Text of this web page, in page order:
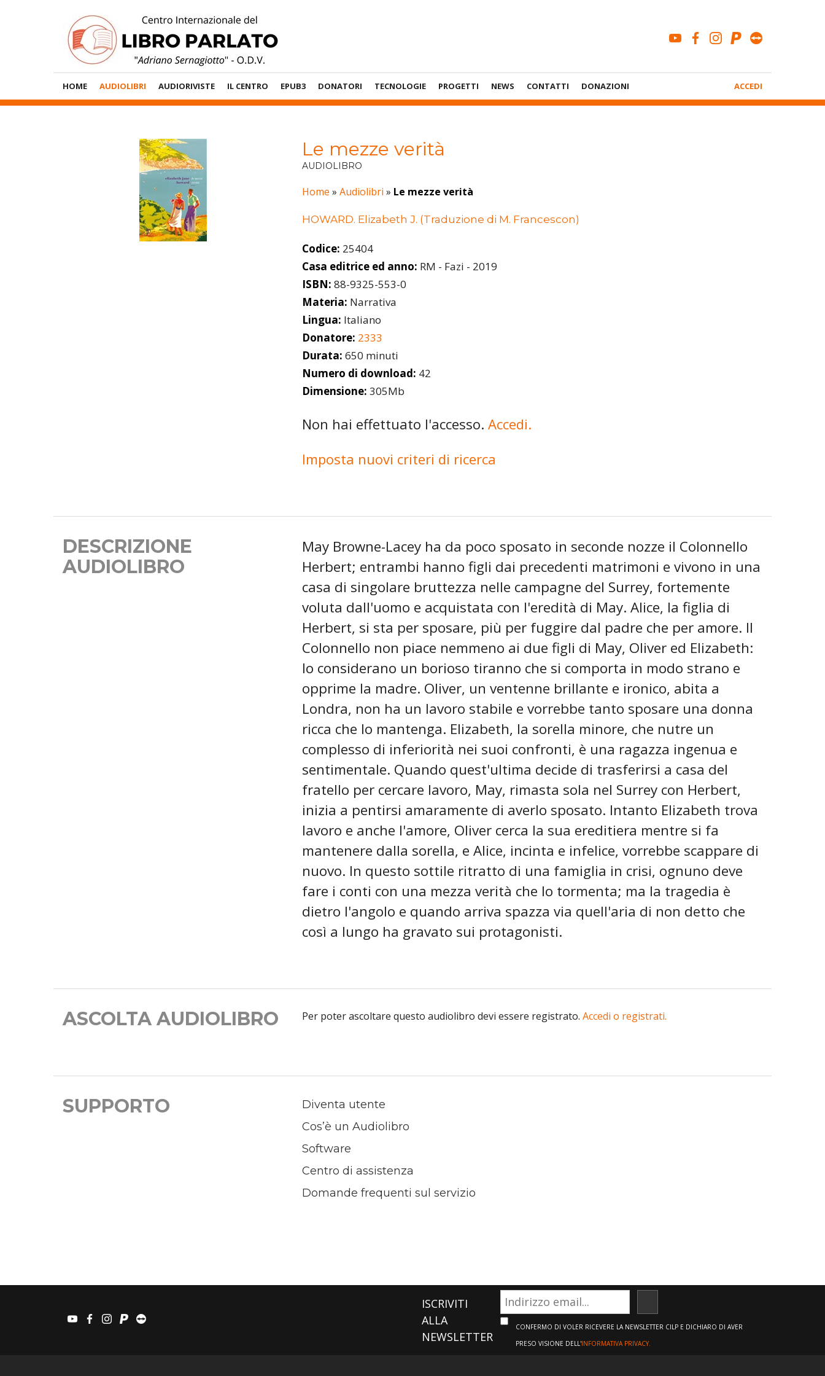
youtubefacebook
instagram
paypal
Menù
Principale
HOME AUDIOLIBRI AUDIORIVISTE IL CENTRO EPUB3 DONATORI TECNOLOGIE PROGETTI NEWS CONTATTI DONAZIONI
Account
ACCEDI
Le mezze verità
AUDIOLIBRO
Home » Audiolibri » Le mezze verità
HOWARD. Elizabeth J. (Traduzione di M. Francescon)
Codice: 25404
Casa editrice ed anno: RM - Fazi - 2019
ISBN: 88-9325-553-0
Materia: Narrativa
Lingua: Italiano
Donatore: 2333
Durata: 650 minuti
Numero di download: 42
Dimensione: 305Mb
Non hai effettuato l'accesso. Accedi.
Imposta nuovi criteri di ricerca
DESCRIZIONE
AUDIOLIBRO
May Browne-Lacey ha da poco sposato in seconde nozze il Colonnello
Herbert; entrambi hanno figli dai precedenti matrimoni e vivono in una
casa di singolare bruttezza nelle campagne del Surrey, fortemente
voluta dall'uomo e acquistata con l'eredità di May. Alice, la figlia di
Herbert, si sta per sposare, più per fuggire dal padre che per amore. Il
Colonnello non piace nemmeno ai due figli di May, Oliver ed Elizabeth:
lo considerano un borioso tiranno che si comporta in modo strano e
opprime la madre. Oliver, un ventenne brillante e ironico, abita a
Londra, non ha un lavoro stabile e vorrebbe tanto sposare una donna
ricca che lo mantenga. Elizabeth, la sorella minore, che nutre un
complesso di inferiorità nei suoi confronti, è una ragazza ingenua e
sentimentale. Quando quest'ultima decide di trasferirsi a casa del
fratello per cercare lavoro, May, rimasta sola nel Surrey con Herbert,
inizia a pentirsi amaramente di averlo sposato. Intanto Elizabeth trova
lavoro e anche l'amore, Oliver cerca la sua ereditiera mentre si fa
mantenere dalla sorella, e Alice, incinta e infelice, vorrebbe scappare di
nuovo. In questo sottile ritratto di una famiglia in crisi, ognuno deve
fare i conti con una mezza verità che lo tormenta; ma la tragedia è
dietro l'angolo e quando arriva spazza via quell'aria di non detto che
così a lungo ha gravato sui protagonisti.
ASCOLTA AUDIOLIBRO Per poter ascoltare questo audiolibro devi essere registrato. Accedi o registrati.
SUPPORTO
Diventa utente
Cos’è un Audiolibro
Software
Centro di assistenza
Domande frequenti sul servizio
youtubefacebook
instagram
paypalteamviewer
ISCRIVITI
ALLA
NEWSLETTER
CONFERMO DI VOLER RICEVERE LA NEWSLETTER CILP E DICHIARO DI AVER
PRESO VISIONE DELL'INFORMATIVA PRIVACY.